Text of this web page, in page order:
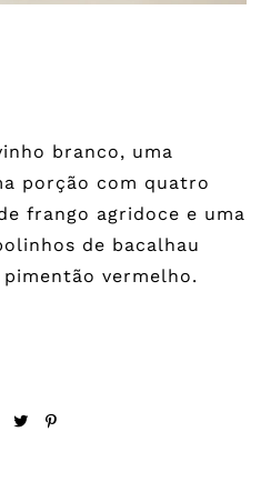
branco, uma
porção com quatro
frango agridoce e uma
de bacalhau
vermelho.